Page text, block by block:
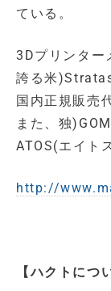
ている。
3Dプリンター
誇る米
国内正規販売
また、独
ATOS(エイト
http://
【ハクトにつ